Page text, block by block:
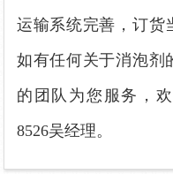
运输系统完善，订货
如有任何关于消泡剂
的团队为您服务，
8526吴经理。